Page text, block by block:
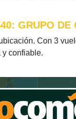
GRUPO
Con 3
confiable.